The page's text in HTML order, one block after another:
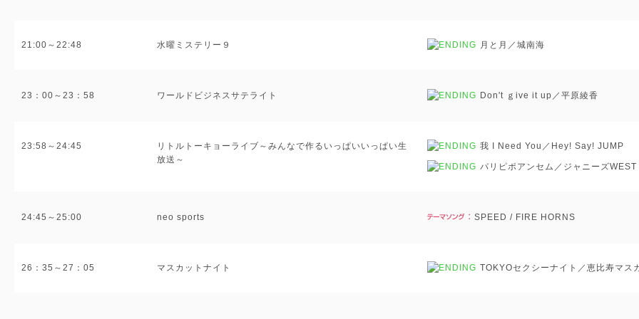
21:00～22:48 水曜ミステリー９ 月と月／城南海
23：00～23：58 ワールドビジネスサテライト Don't ｇive it up／平原綾香
23:58～24:45
リトルトーキョーライブ～みんなで作るいっぱいいっぱい生
放送～
我 I Need You／Hey! Say! JUMP
パリピポアンセム／ジャニーズWEST
24:45～25:00 neo sports SPEED / FIRE HORNS
26：35～27：05 マスカットナイト TOKYOセクシーナイト／恵比寿マス